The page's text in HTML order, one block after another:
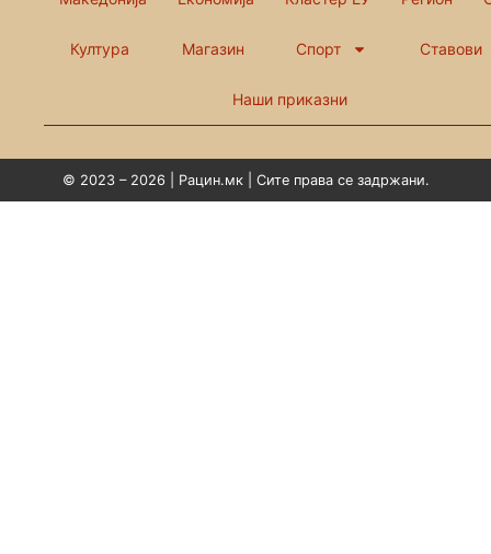
Култура Магазин Спорт Ставови
Наши приказни
© 2023 – 2026 | Рацин.мк | Сите права се задржани.